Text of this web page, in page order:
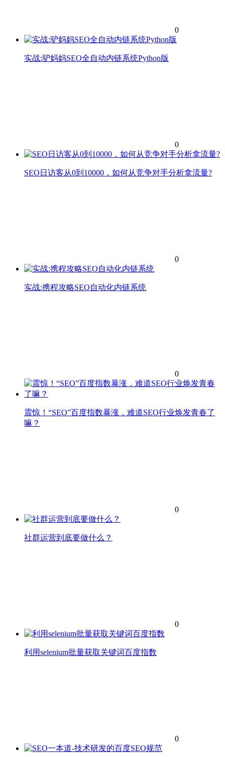
0
实战:驴妈妈SEO全自动内链系统Python版
0
SEO日访客从0到10000，如何从竞争对手分析拿流量?
0
实战:携程攻略SEO自动化内链系统
0
震惊！“SEO”百度指数暴涨，难道SEO行业焕发青春了
嘛？
0
社群运营到底要做什么？
0
利用selenium批量获取关键词百度指数
0